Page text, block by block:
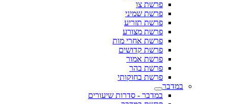
פרשת צו
פרשת שמיני
פרשת תזריע
פרשת מצורע
פרשת אחרי מות
פרשת קדושים
פרשת אמור
פרשת בהר
פרשת בחוקותי
במדבר
במדבר - סדרות שיעורים